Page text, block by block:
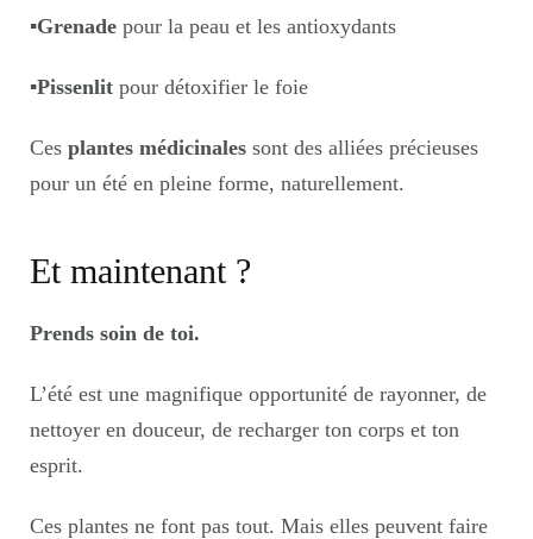
▪️Grenade pour la peau et les antioxydants
▪️Pissenlit pour détoxifier le foie
Ces plantes médicinales sont des alliées précieuses
pour un été en pleine forme, naturellement.
Et maintenant ?
Prends soin de toi.
L’été est une magnifique opportunité de rayonner, de
nettoyer en douceur, de recharger ton corps et ton
esprit.
Ces plantes ne font pas tout. Mais elles peuvent faire